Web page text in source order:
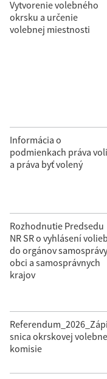
Vytvorenie volebného
okrsku a určenie
volebnej miestnosti
Informácia o
podmienkach práva
a práva byť volený
Rozhodnutie Predsedu
NR SR o vyhlásení volieb
do orgánov samosprávy
obci a samosprávnych
krajov
Referendum_2026_Zápi
snica okrskovej
komisie